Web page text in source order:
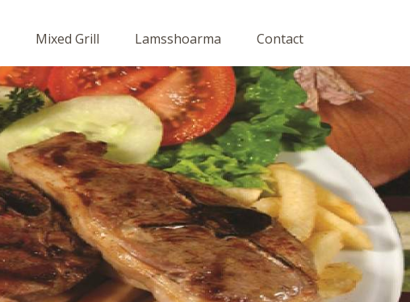
Mixed Grill Lamsshoarma Contact